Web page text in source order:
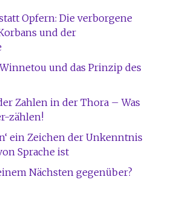
Opfern: Die verborgene
und der
und das Prinzip des
Zahlen in der Thora – Was
zählen!
ein Zeichen der Unkenntnis
Sprache ist
Nächsten gegenüber?